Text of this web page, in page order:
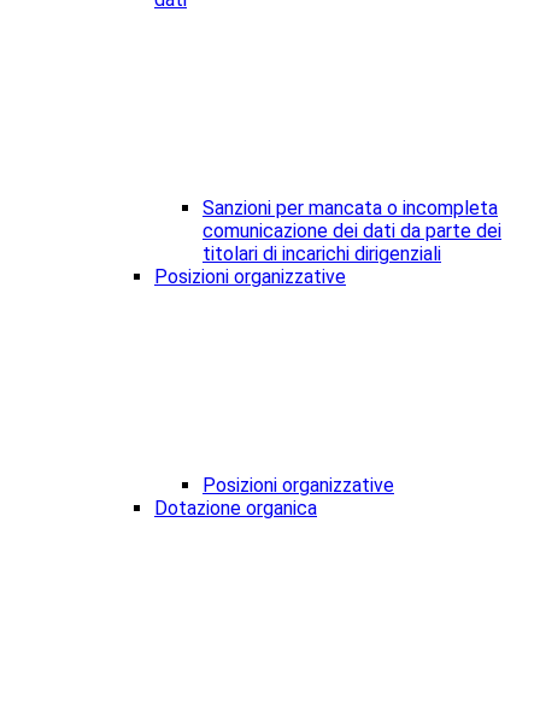
Sanzioni per mancata o incompleta
comunicazione dei dati da parte dei
titolari di incarichi dirigenziali
Posizioni organizzative
Posizioni organizzative
Dotazione organica